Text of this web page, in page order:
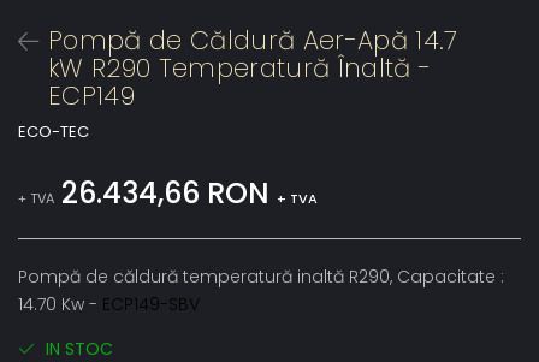
Pompă de Căldură Aer-Apă 14.7
kW R290 Temperatură Înaltă -
ECP149
ECO-TEC
+ TVA 26.434,66 RON + TVA
Pompă de căldură temperatură inaltă R290, Capacitate :
14.70 Kw - ECP149-SBV
IN STOC